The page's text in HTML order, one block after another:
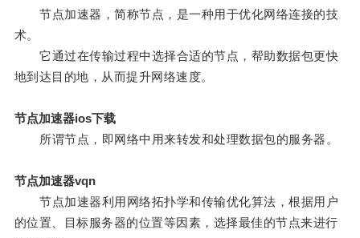
节点加速器，简称节点，是一种用于优化网络连接的技
术。
它通过在传输过程中选择合适的节点，帮助数据包更快
地到达目的地，从而提升网络速度。
节点加速器ios下载
所谓节点，即网络中用来转发和处理数据包的服务器。
节点加速器vqn
节点加速器利用网络拓扑学和传输优化算法，根据用户
的位置、目标服务器的位置等因素，选择最佳的节点来进行